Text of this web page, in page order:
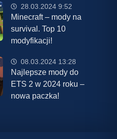
28.03.2024 9:52
Minecraft – mody na
survival. Top 10
modyfikacji!
08.03.2024 13:28
Najlepsze mody do
ETS 2 w 2024 roku –
nowa paczka!